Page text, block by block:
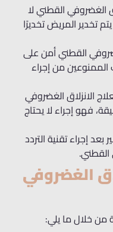
الغضروفي القطني لا
تخدير المريض تخديرًا
القطني أمن على
من إجراء
الانزلاق الغضروفي
يتراوح من 30 إلى 60 دقيقة، فهو إجراء لا يحتاج
إجراء تقنية التردد
القطني.
الغضروفي
من خلال ما يلي: